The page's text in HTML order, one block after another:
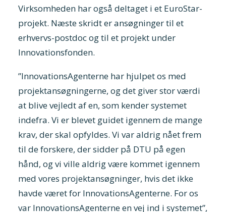
Virksomheden har også deltaget i et EuroStar-
projekt. Næste skridt er ansøgninger til et
erhvervs-postdoc og til et projekt under
Innovationsfonden.
”InnovationsAgenterne har hjulpet os med
projektansøgningerne, og det giver stor værdi
at blive vejledt af en, som kender systemet
indefra. Vi er blevet guidet igennem de mange
krav, der skal opfyldes. Vi var aldrig nået frem
til de forskere, der sidder på DTU på egen
hånd, og vi ville aldrig være kommet igennem
med vores projektansøgninger, hvis det ikke
havde været for InnovationsAgenterne. For os
var InnovationsAgenterne en vej ind i systemet”,